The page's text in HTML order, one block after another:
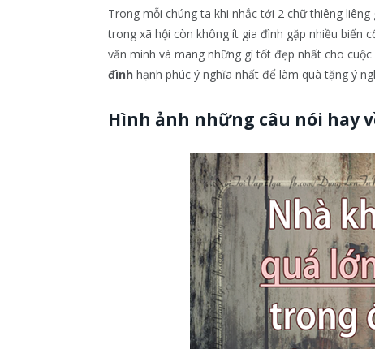
Trong mỗi chúng ta khi nhắc tới 2 chữ thiêng
trong xã hội còn không ít gia đình gặp nhiều biến
văn minh và mang những gì tốt đẹp nhất cho
đình hạnh phúc ý nghĩa nhất để làm quà tặng ý
Hình ảnh những câu nói hay